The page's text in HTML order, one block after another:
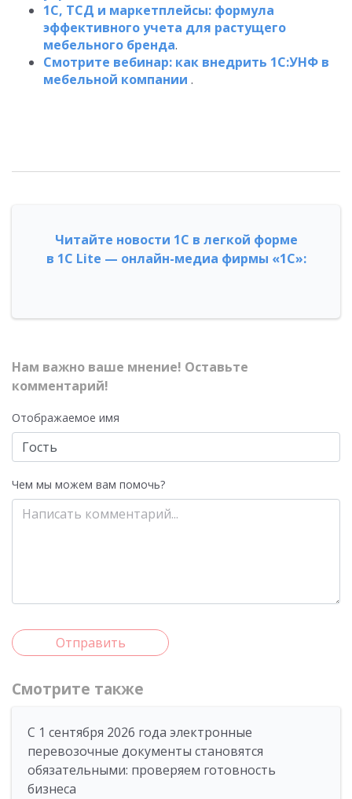
1С, ТСД и маркетплейсы: формула
эффективного учета для растущего
мебельного бренда.
Смотрите вебинар: как внедрить 1С:УНФ в
мебельной компании .
Читайте новости 1С в легкой форме
в 1С Lite — онлайн-медиа фирмы «1С»:
Нам важно ваше мнение! Оставьте
комментарий!
Отображаемое имя
Чем мы можем вам помочь?
Отправить
Смотрите также
С 1 сентября 2026 года электронные
перевозочные документы становятся
обязательными: проверяем готовность
бизнеса